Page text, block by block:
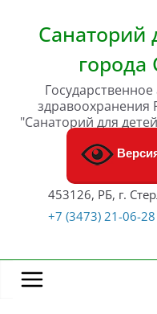
содержимомуСанаторий
города
здравоохранения
"Санаторий для
453126, РБ, г.
+7 (3473) 21-06-28